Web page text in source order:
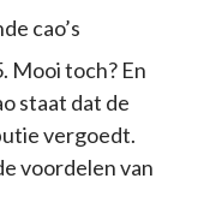
cao’s
Mooi toch? En
staat dat de
vergoedt.
voordelen van